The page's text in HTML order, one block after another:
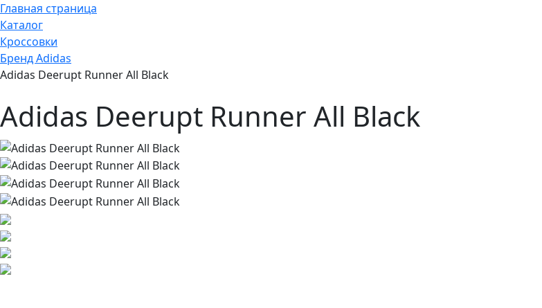
Главная страница
Каталог
Кроссовки
Бренд Adidas
Adidas Deerupt Runner All Black
Adidas Deerupt Runner All Black